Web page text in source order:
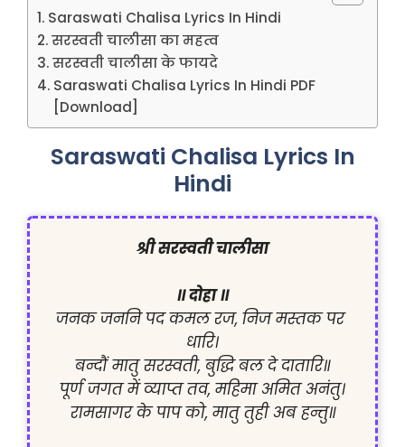
Saraswati Chalisa Lyrics In Hindi
सरस्वती चालीसा का महत्व
सरस्वती चालीसा के फायदे
Saraswati Chalisa Lyrics In Hindi PDF
[Download]
Saraswati Chalisa Lyrics In
Hindi
श्री सरस्वती चालीसा
॥ दोहा ॥
जनक जननि पद कमल रज, निज मस्तक पर
धारि।
बन्दौं मातु सरस्वती, बुद्धि बल दे दातारि॥
पूर्ण जगत में व्याप्त तव, महिमा अमित अनंतु।
रामसागर के पाप को, मातु तुही अब हन्तु॥